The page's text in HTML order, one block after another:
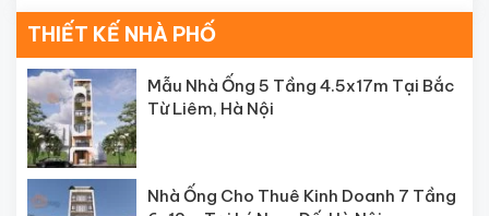
THIẾT KẾ NHÀ PHỐ
Mẫu Nhà Ống 5 Tầng 4.5x17m Tại Bắc
Từ Liêm, Hà Nội
Nhà Ống Cho Thuê Kinh Doanh 7 Tầng